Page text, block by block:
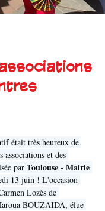
était très heureux de
associations et des
par Toulouse - Mairie
13 juin ! L'occasion
Lozès de
BOUZAIDA, élue